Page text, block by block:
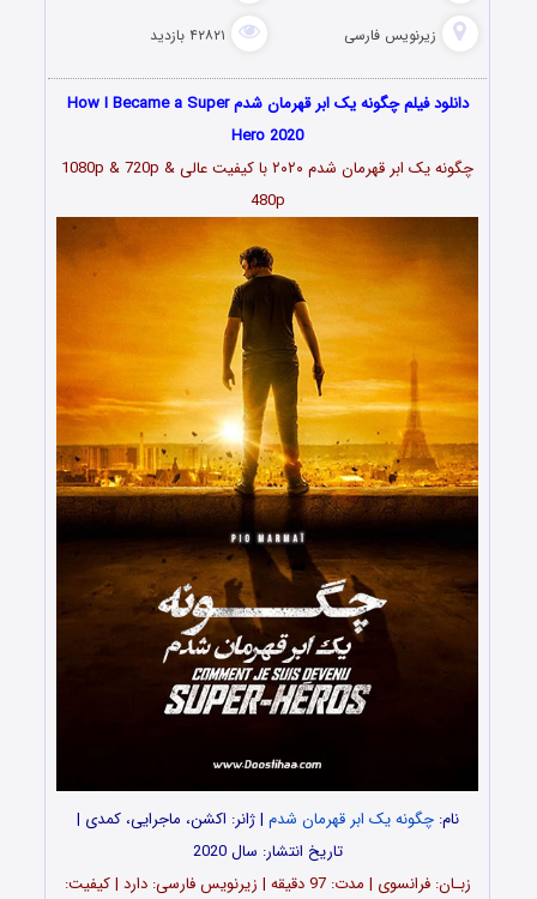
زیرنویس فارسی ۴۲۸۲۱ بازدید
دانلود فیلم چگونه یک ابر قهرمان شدم How I Became a Super
Hero 2020
چگونه یک ابر قهرمان شدم ۲۰۲۰ با کیفیت عالی 1080p & 720p &
480p
نام:چگونه یک ابر قهرمان شدم | ژانر: اکشن، ماجرایی، کمدی |
تاریخ انتشار: سال 2020
زبـان: فرانسوی | مدت: 97 دقیقه | زیرنویس فارسی: دارد | کیفیت: